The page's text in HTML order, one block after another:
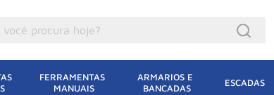
FERRAMENTAS
MANUAIS
ARMARIOS E
BANCADAS
ESCADAS